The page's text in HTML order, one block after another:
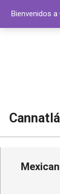
contenido
Bienvenidos